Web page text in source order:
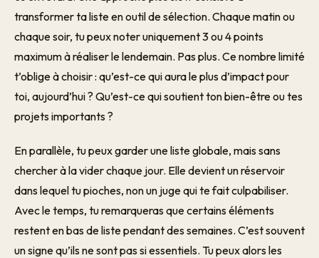
transformer ta liste en outil de sélection. Chaque matin ou
chaque soir, tu peux noter uniquement 3 ou 4 points
maximum à réaliser le lendemain. Pas plus. Ce nombre limité
t’oblige à choisir : qu’est-ce qui aura le plus d’impact pour
toi, aujourd’hui ? Qu’est-ce qui soutient ton bien-être ou tes
projets importants ?
En parallèle, tu peux garder une liste globale, mais sans
chercher à la vider chaque jour. Elle devient un réservoir
dans lequel tu pioches, non un juge qui te fait culpabiliser.
Avec le temps, tu remarqueras que certains éléments
restent en bas de liste pendant des semaines. C’est souvent
un signe qu’ils ne sont pas si essentiels. Tu peux alors les